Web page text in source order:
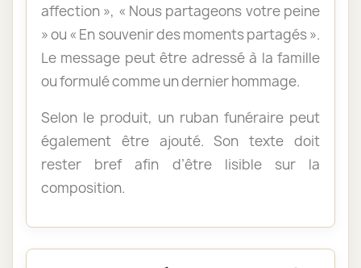
affection », « Nous partageons votre peine
» ou « En souvenir des moments partagés ».
Le message peut être adressé à la famille
ou formulé comme un dernier hommage.
Selon le produit, un ruban funéraire peut
également être ajouté. Son texte doit
rester bref afin d’être lisible sur la
composition.